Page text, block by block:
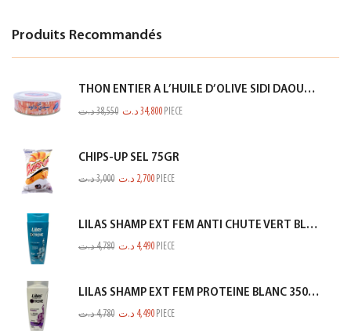
Produits Recommandés
THON ENTIER A L’HUILE D’OLIVE SIDI DAOUD 950G
38,550د.ت 34,800 د.ت PIECE
CHIPS-UP SEL 75GR
3,000د.ت 2,700 د.ت PIECE
LILAS SHAMP EXT FEM ANTI CHUTE VERT BLEUTE 350ML
4,780د.ت 4,490 د.ت PIECE
LILAS SHAMP EXT FEM PROTEINE BLANC 350ML
4,780د.ت 4,490 د.ت PIECE